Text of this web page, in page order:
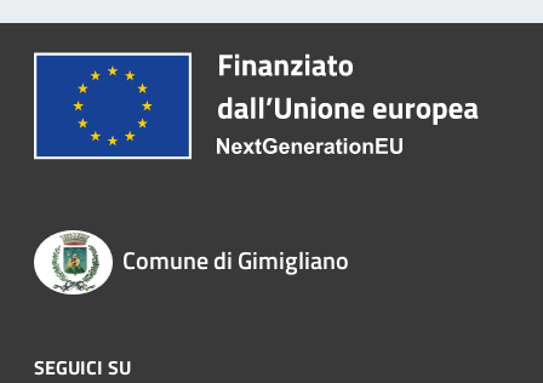
Comune di Gimigliano
SEGUICI SU